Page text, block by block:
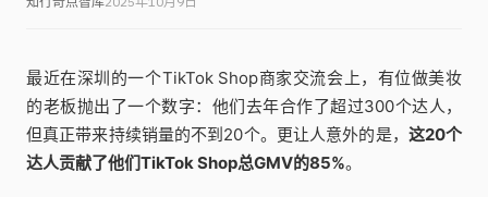
最近在深圳的一个TikTok Shop商家交流会上，有位做美妆
的老板抛出了一个数字：他们去年合作了超过300个达人，
但真正带来持续销量的不到20个。更让人意外的是， 这20个
达人贡献了他们TikTok Shop总GMV的85%。